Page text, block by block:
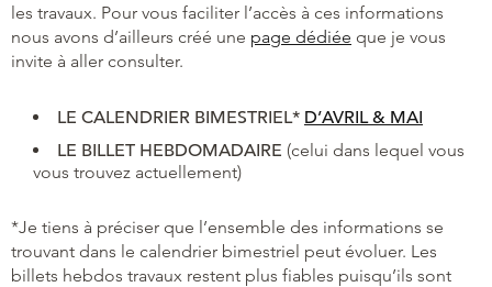
les travaux. Pour vous faciliter l’accès à ces informations
nous avons d’ailleurs créé une page dédiée que je vous
invite à aller consulter.
LE CALENDRIER BIMESTRIEL* D’AVRIL & MAI
LE BILLET HEBDOMADAIRE (celui dans lequel vous
vous trouvez actuellement)
*Je tiens à préciser que l’ensemble des informations se
trouvant dans le calendrier bimestriel peut évoluer. Les
billets hebdos travaux restent plus fiables puisqu’ils sont